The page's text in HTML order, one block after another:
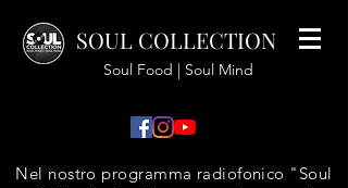
SOUL COLLECTION
Soul Food | Soul Mind
Nel nostro programma radiofonico "Soul